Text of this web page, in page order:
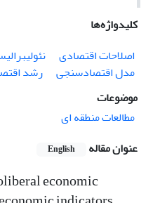
کلیدواژه‌ها
اصلاحات اقتصادی
مدل اقتصادسنجی
رشد
موضوعات
مطالعات منطقه ای
عنوان مقاله
English
economic